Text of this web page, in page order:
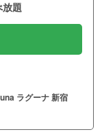
題
ラグーナ 新宿